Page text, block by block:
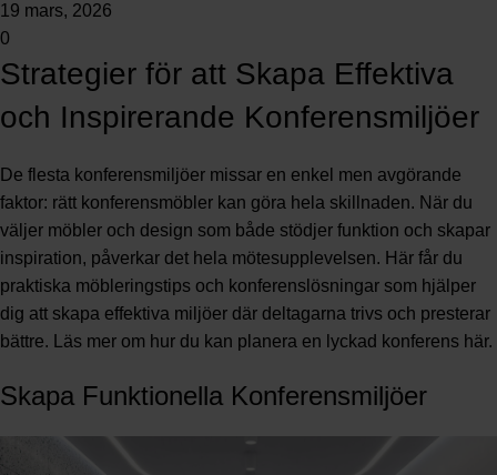
19 mars, 2026
0
Strategier för att Skapa Effektiva
och Inspirerande Konferensmiljöer
De flesta konferensmiljöer missar en enkel men avgörande
faktor: rätt konferensmöbler kan göra hela skillnaden. När du
väljer möbler och design som både stödjer funktion och skapar
inspiration, påverkar det hela mötesupplevelsen. Här får du
praktiska möbleringstips och konferenslösningar som hjälper
dig att skapa effektiva miljöer där deltagarna trivs och presterar
bättre.
Läs mer om hur du kan planera en lyckad konferens här.
Skapa Funktionella Konferensmiljöer